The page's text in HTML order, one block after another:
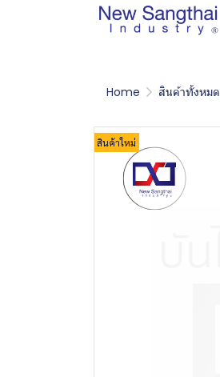
Home สินค้าทั้งหมด
สินค้าใหม่